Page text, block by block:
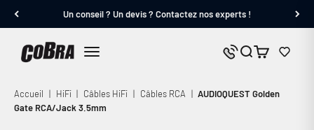
Un conseil ? Un devis ? Contactez nos experts !
Cobra.fr
Nous contacter
Panier
Accueil | HiFi | Câbles HiFi | Câbles RCA | AUDIOQUEST Golden
Gate RCA/Jack 3.5mm